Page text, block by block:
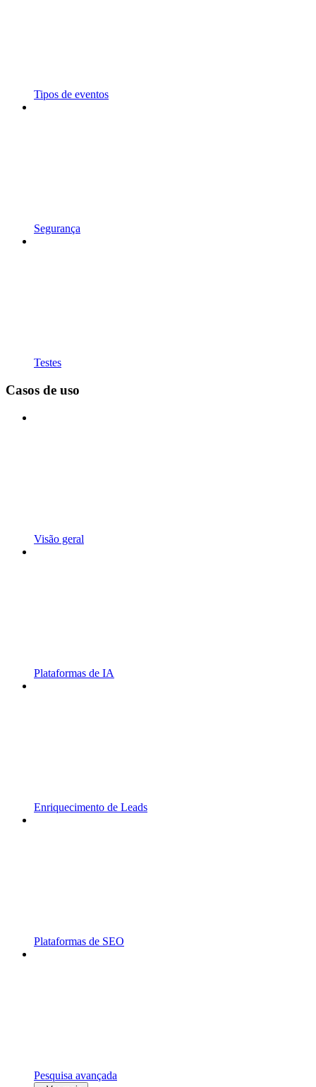
Tipos de eventos
Segurança
Testes
Casos de uso
Visão geral
Plataformas de IA
Enriquecimento de Leads
Plataformas de SEO
Pesquisa avançada